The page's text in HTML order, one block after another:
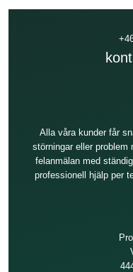
Alla våra kunder får
störningar eller
felanmälan med
professionell hjälp per